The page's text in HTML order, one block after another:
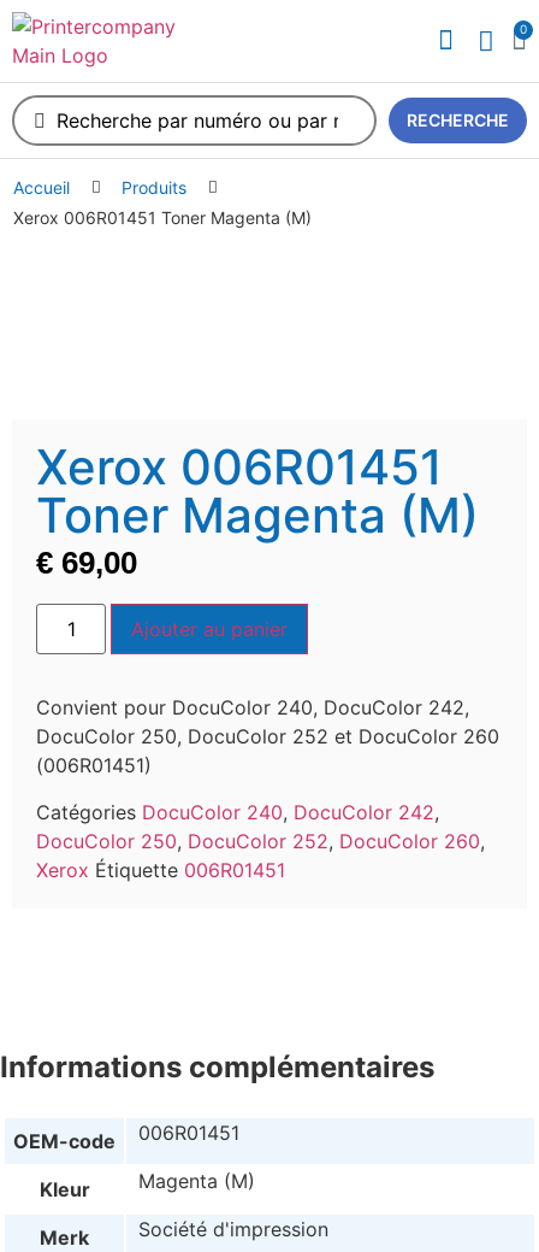
0
RECHERCHE
Accueil
Produits
Xerox 006R01451 Toner Magenta (M)
Xerox 006R01451
Toner Magenta (M)
€ 69,00
Ajouter au panier
Convient pour DocuColor 240, DocuColor 242,
DocuColor 250, DocuColor 252 et DocuColor 260
(006R01451)
Catégories DocuColor 240, DocuColor 242,
DocuColor 250, DocuColor 252, DocuColor 260,
Xerox Étiquette 006R01451
Informations complémentaires
OEM-code 006R01451
Kleur Magenta (M)
Merk Société d'impression